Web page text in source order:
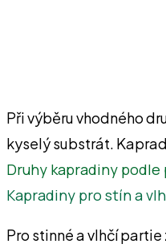
Při výběru vhodného
kyselý substrát.
Druhy kapradiny
Kapradiny pro stín a
Pro stinné a vlhčí